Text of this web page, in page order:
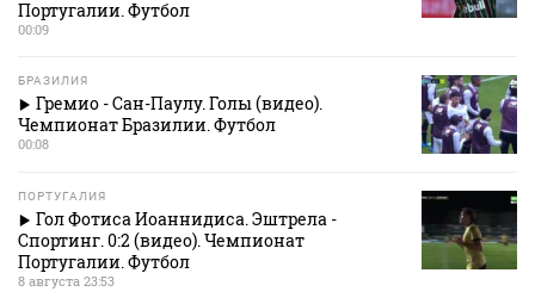
Португалии. Футбол
00:09
БРАЗИЛИЯ
Гремио - Сан-Паулу. Голы (видео).
Чемпионат Бразилии. Футбол
00:08
ПОРТУГАЛИЯ
Гол Фотиса Иоаннидиса. Эштрела -
Спортинг. 0:2 (видео). Чемпионат
Португалии. Футбол
8 августа 23:53